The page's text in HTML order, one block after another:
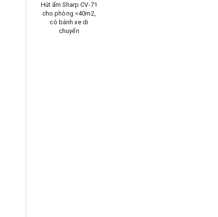
Hút ẩm Sharp CV-71
cho phòng <40m2,
có bánh xe di
chuyển